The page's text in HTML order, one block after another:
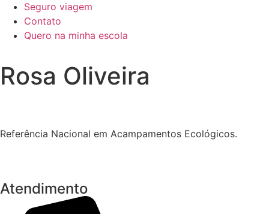
Seguro viagem
Contato
Quero na minha escola
Rosa Oliveira
Referência Nacional em Acampamentos Ecológicos.
Atendimento